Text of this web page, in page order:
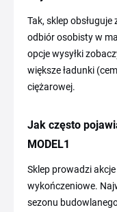
Tak, sklep
odbiór osobisty w
opcje wysyłki
większe ładunki
ciężarowej.
Jak często
MODEL1
Sklep prowadzi
wykończeniowe.
sezonu